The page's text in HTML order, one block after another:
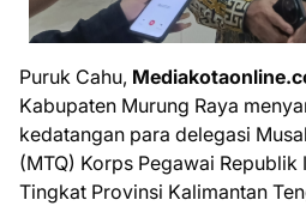
Puruk Cahu,
Kabupaten Murung Raya
kedatangan para delegasi
(MTQ) Korps Pegawai Republik
Tingkat Provinsi Kalimantan